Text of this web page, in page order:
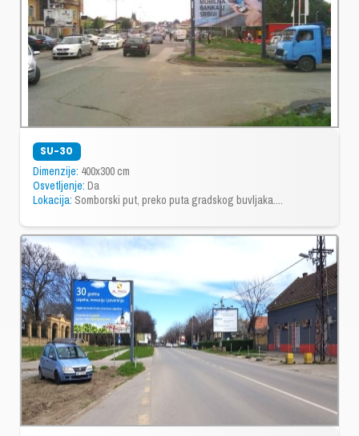
SU-30
Dimenzije: 400x300 cm
Osvetljenje: Da
Lokacija: Somborski put, preko puta gradskog buvljaka....